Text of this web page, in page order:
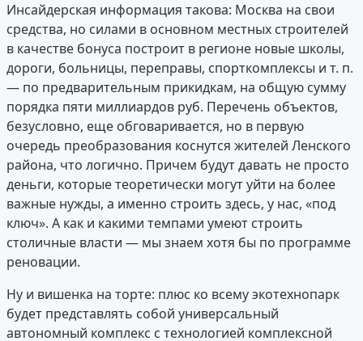
Инсайдерская информация такова: Москва на свои
средства, но силами в основном местных строителей
в качестве бонуса построит в регионе новые школы,
дороги, больницы, переправы, спорткомплексы и т. п.
— по предварительным прикидкам, на общую сумму
порядка пяти миллиардов руб. Перечень объектов,
безусловно, еще обговаривается, но в первую
очередь преобразования коснутся жителей Ленского
района, что логично. Причем будут давать не просто
деньги, которые теоретически могут уйти на более
важные нужды, а именно строить здесь, у нас, «под
ключ». А как и какими темпами умеют строить
столичные власти — мы знаем хотя бы по программе
реновации.
Ну и вишенка на торте: плюс ко всему экотехнопарк
будет представлять собой универсальный
автономный комплекс с технологией комплексной